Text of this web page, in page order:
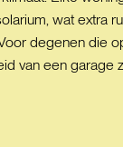
wat extra
degenen die
van een garage